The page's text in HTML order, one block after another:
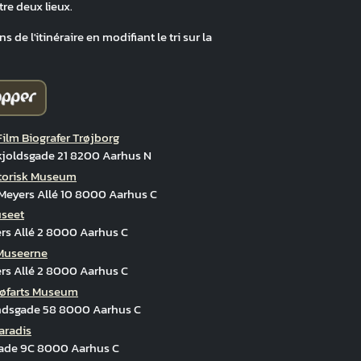
deux lieux.
de l'itinéraire en modifiant le tri sur la
Biografer Trøjborg
21 8200 Aarhus N
Museum
Allé 10 8000 Aarhus C
Allé 2 8000 Aarhus C
Allé 2 8000 Aarhus C
Museum
58 8000 Aarhus C
9C 8000 Aarhus C